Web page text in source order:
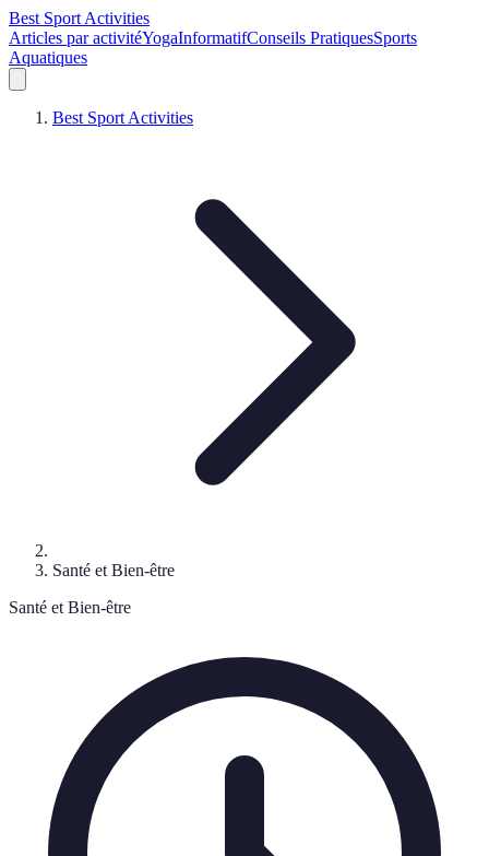
Best Sport Activities
Articles par activitéYogaInformatifConseils PratiquesSports
Aquatiques
Best Sport Activities
Santé et Bien-être
Santé et Bien-être